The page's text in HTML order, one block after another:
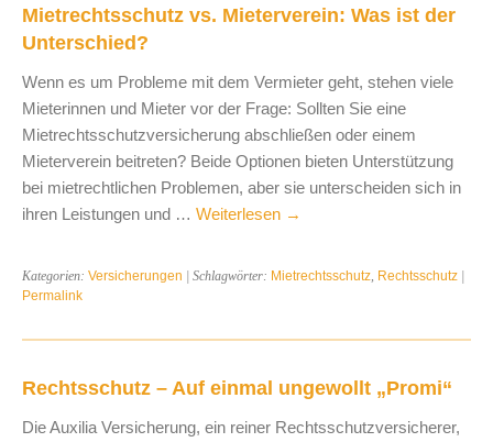
Mietrechtsschutz vs. Mieterverein: Was ist der
Unterschied?
Wenn es um Probleme mit dem Vermieter geht, stehen viele
Mieterinnen und Mieter vor der Frage: Sollten Sie eine
Mietrechtsschutzversicherung abschließen oder einem
Mieterverein beitreten? Beide Optionen bieten Unterstützung
bei mietrechtlichen Problemen, aber sie unterscheiden sich in
ihren Leistungen und … Weiterlesen →
Kategorien: Versicherungen | Schlagwörter: Mietrechtsschutz Rechtsschutz |
Permalink
Rechtsschutz – Auf einmal ungewollt „Promi“
Die Auxilia Versicherung, ein reiner Rechtsschutzversicherer,